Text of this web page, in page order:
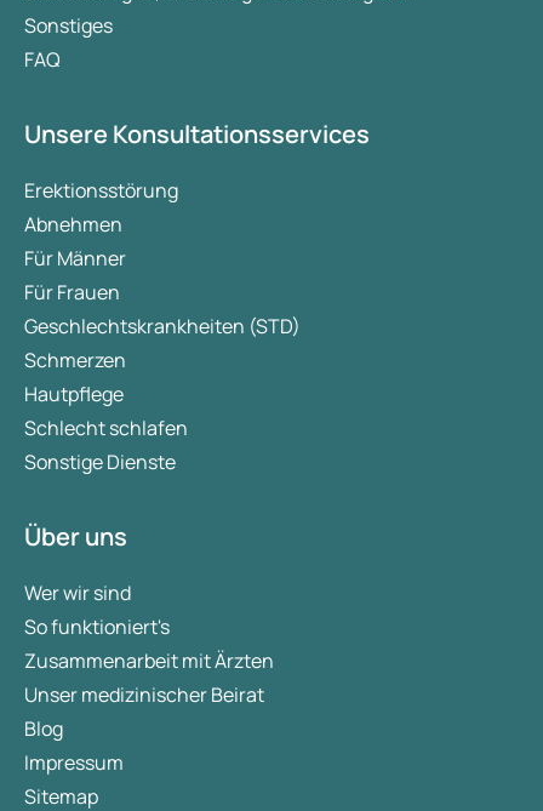
Sonstiges
FAQ
Unsere Konsultationsservices
Erektionsstörung
Abnehmen
Für Männer
Für Frauen
Geschlechtskrankheiten (STD)
Schmerzen
Hautpflege
Schlecht schlafen
Sonstige Dienste
Über uns
Wer wir sind
So funktioniert's
Zusammenarbeit mit Ärzten
Unser medizinischer Beirat
Blog
Impressum
Sitemap